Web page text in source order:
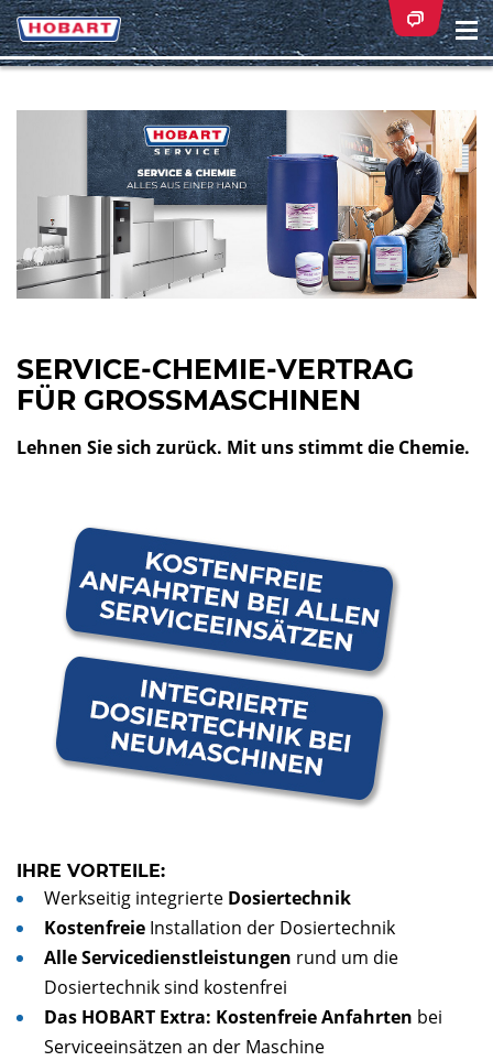
SERVICE-CHEMIE-VERTRAG
FÜR GROSSMASCHINEN
Lehnen Sie sich zurück. Mit uns stimmt die Chemie.
IHRE VORTEILE:
Werkseitig integrierte Dosiertechnik
Kostenfreie Installation der Dosiertechnik
Alle Servicedienstleistungen rund um die
Dosiertechnik sind kostenfrei
Das HOBART Extra: Kostenfreie Anfahrten bei
Serviceeinsätzen an der Maschine